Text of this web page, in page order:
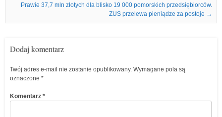
Prawie 37,7 mln złotych dla blisko 19 000 pomorskich przedsiębiorców.
ZUS przelewa pieniądze za postoje →
Dodaj komentarz
Twój adres e-mail nie zostanie opublikowany. Wymagane pola są
oznaczone *
Komentarz *